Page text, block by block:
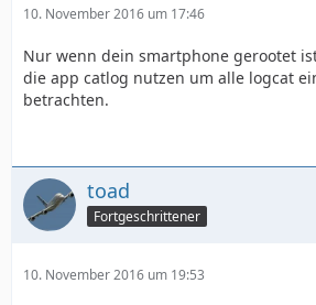
10. November 2016 um 17:46
Nur wenn dein smartphone gerootet
die app catlog nutzen um alle logcat
betrachten.
toad
Fortgeschrittener
10. November 2016 um 19:53